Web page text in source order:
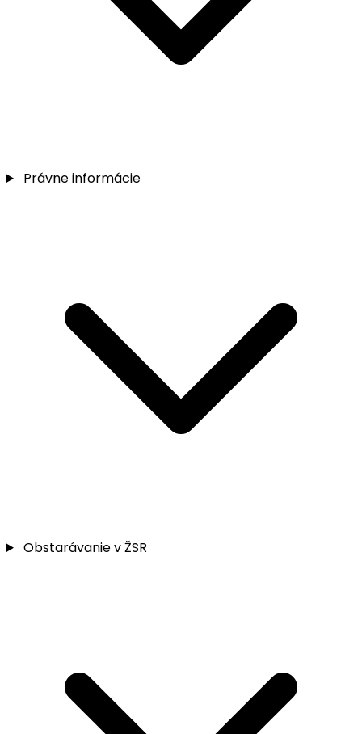
Právne informácie
Obstarávanie v ŽSR